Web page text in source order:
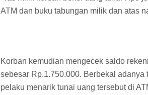
ATM dan buku tabungan milik dan atas
Korban kemudian mengecek saldo
sebesar Rp.1.750.000. Berbekal
pelaku menarik tunai uang tersebut di